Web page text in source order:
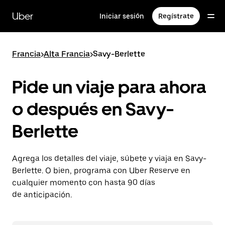
contenido
principal
Uber Iniciar sesión Regístrate
Francia>Alta Francia>Savy-Berlette
Pide un viaje para ahora
o después en Savy-
Berlette
Agrega los detalles del viaje, súbete y viaja en Savy-
Berlette. O bien, programa con Uber Reserve en
cualquier momento con hasta 90 días
de anticipación.